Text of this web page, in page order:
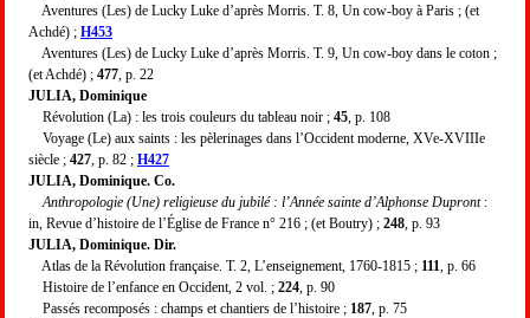
Aventures (Les) de Lucky Luke d’après Morris. T. 8, Un cow-boy à Paris ; (et
Achdé) ; H453
Aventures (Les) de Lucky Luke d’après Morris. T. 9, Un cow-boy dans le coton ;
(et Achdé) ; 477 , p. 22
JULIA, Dominique
Révolution (La) : les trois couleurs du tableau noir ; 45 , p. 108
Voyage (Le) aux saints : les pèlerinages dans l’Occident moderne, XVe-XVIIIe
siècle ; 427 , p. 82 ; H427
JULIA, Dominique. Co.
Anthropologie (Une) religieuse du jubilé : l’Année sainte d’Alphonse Dupront:
in, Revue d’histoire de l’Église de France n° 216 ; (et Boutry) ; 248 , p. 93
JULIA, Dominique. Dir.
Atlas de la Révolution française. T. 2, L’enseignement, 1760-1815 ; 111 , p. 66
Histoire de l’enfance en Occident, 2 vol. ; 224 , p. 90
Passés recomposés : champs et chantiers de l’histoire ; 187 , p. 75